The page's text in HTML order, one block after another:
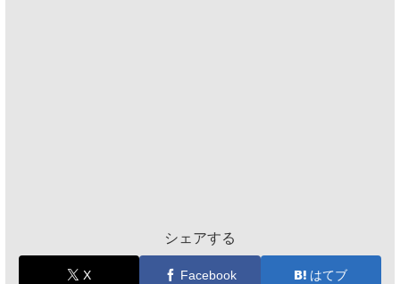
シェアする
X Facebook はてブ